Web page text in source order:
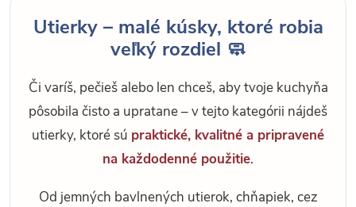
Utierky – malé kúsky, ktoré robia
veľký rozdiel 🧼
Či varíš, pečieš alebo len chceš, aby tvoje kuchyňa
pôsobila čisto a upratane – v tejto kategórii nájdeš
utierky, ktoré sú praktické, kvalitné a pripravené
na každodenné použitie.
Od jemných bavlnených utierok, chňapiek, cez